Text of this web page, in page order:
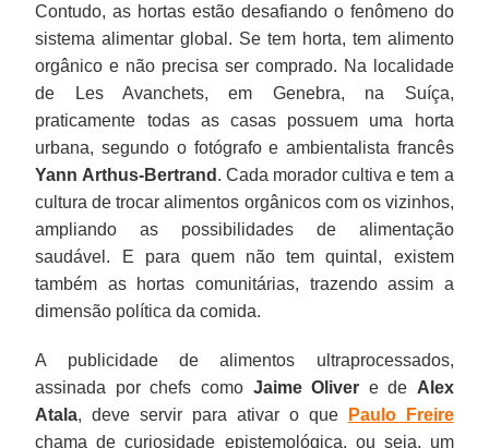
Contudo, as hortas estão desafiando o fenômeno do
sistema alimentar global. Se tem horta, tem alimento
orgânico e não precisa ser comprado. Na localidade
de Les Avanchets, em Genebra, na Suíça,
praticamente todas as casas possuem uma horta
urbana, segundo o fotógrafo e ambientalista francês
Yann Arthus-Bertrand . Cada morador cultiva e tem a
cultura de trocar alimentos orgânicos com os vizinhos,
ampliando as possibilidades de alimentação
saudável. E para quem não tem quintal, existem
também as hortas comunitárias, trazendo assim a
dimensão política da comida.
A publicidade de alimentos ultraprocessados,
assinada por chefs como Jaime Oliver e de Alex
Atala, deve servir para ativar o que
Paulo Freire
chama de curiosidade epistemológica, ou seja, um